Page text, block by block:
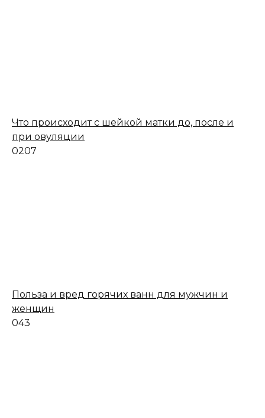
Что происходит с шейкой матки до, после и
при овуляции
0207
Польза и вред горячих ванн для мужчин и
женщин
043